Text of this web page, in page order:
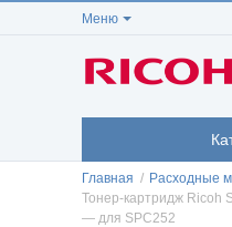
Меню
Главная / Расходные
Тонер-картридж Ricoh
— для SPC252